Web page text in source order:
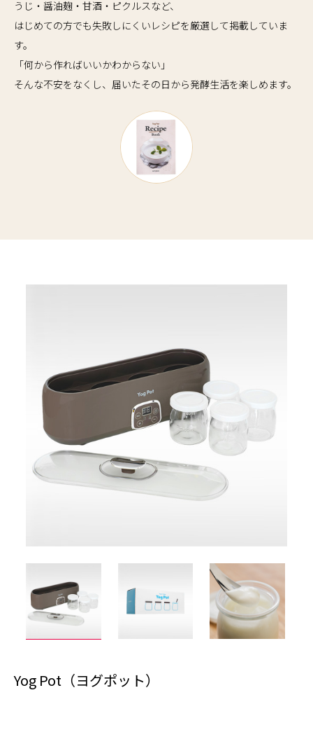
うじ・醤油麹・甘酒・ピクルスなど、
はじめての方でも失敗しにくいレシピを厳選して掲載していま
す。
「何から作ればいいかわからない」
そんな不安をなくし、届いたその日から発酵生活を楽しめます。
Yog Pot（ヨグポット）